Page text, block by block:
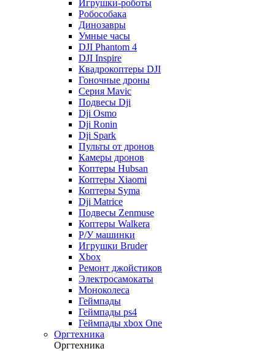
Игрушки-роботы
Робособака
Динозавры
Умные часы
DJI Phantom 4
DJI Inspire
Квадрокоптеры DJI
Гоночные дроны
Серия Mavic
Подвесы Dji
Dji Osmo
Dji Ronin
Dji Spark
Пульты от дронов
Камеры дронов
Коптеры Hubsan
Коптеры Xiaomi
Коптеры Syma
Dji Matrice
Подвесы Zenmuse
Коптеры Walkera
Р/У машинки
Игрушки Bruder
Xbox
Ремонт джойстиков
Электросамокаты
Моноколеса
Геймпады
Геймпады ps4
Геймпады xbox One
Оргтехника
Оргтехника